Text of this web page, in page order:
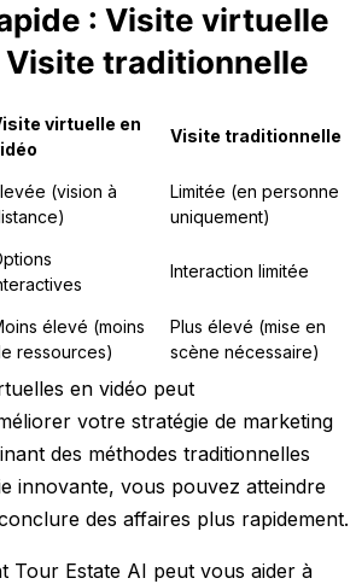
: Visite virtuelle
Visite traditionnelle
virtuelle en
Visite traditionnelle
(vision à
Limitée (en personne
uniquement)
Interaction limitée
élevé (moins
ressources)
Plus élevé (mise en
scène nécessaire)
en vidéo peut
votre stratégie de marketing
des méthodes traditionnelles
innovante, vous pouvez atteindre
des affaires plus rapidement.
Tour Estate AI peut vous aider à